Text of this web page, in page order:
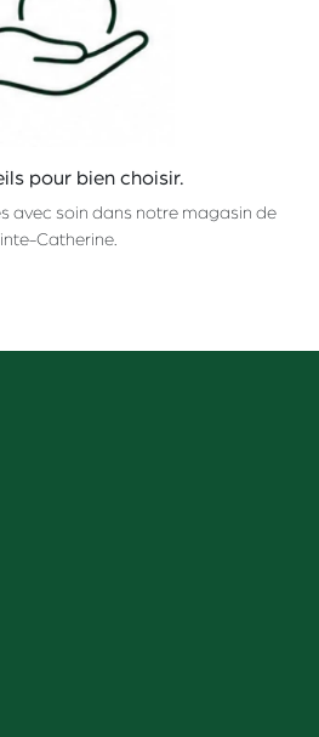
pour bien choisir.
avec soin dans notre magasin de
Catherine.